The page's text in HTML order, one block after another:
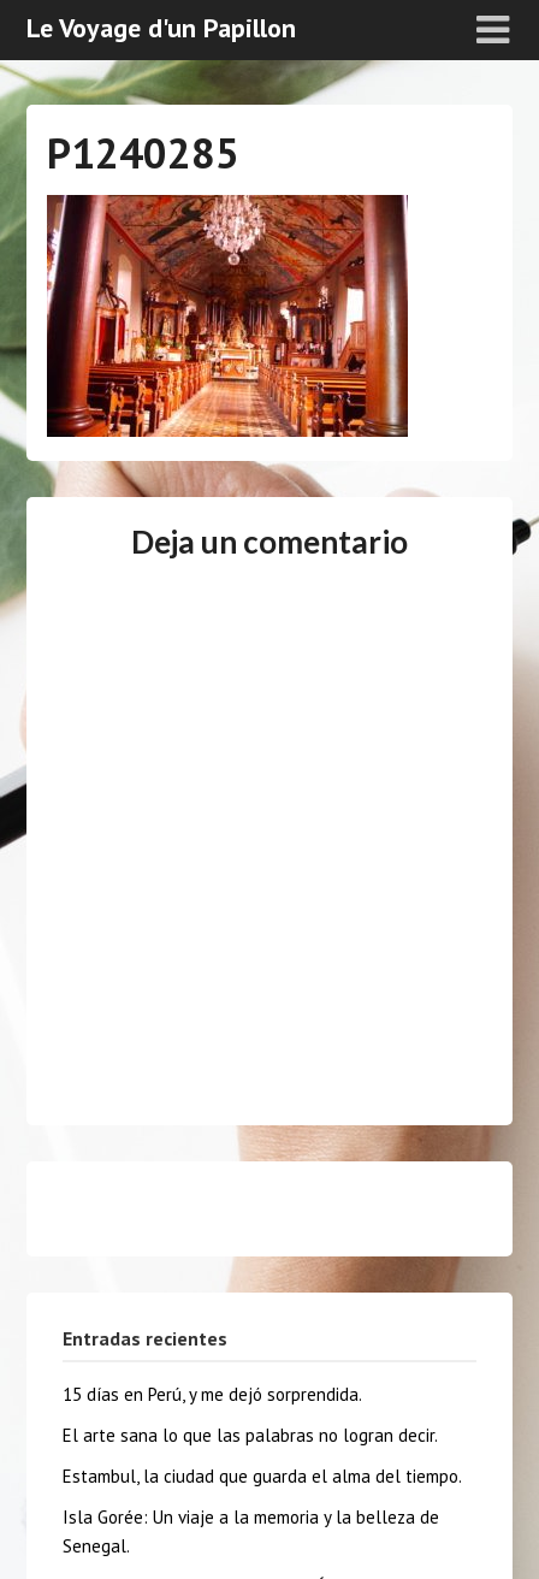
Le Voyage d'un Papillon
P1240285
Deja un comentario
Entradas recientes
15 días en Perú, y me dejó sorprendida.
El arte sana lo que las palabras no logran decir.
Estambul, la ciudad que guarda el alma del tiempo.
Isla Gorée: Un viaje a la memoria y la belleza de
Senegal.